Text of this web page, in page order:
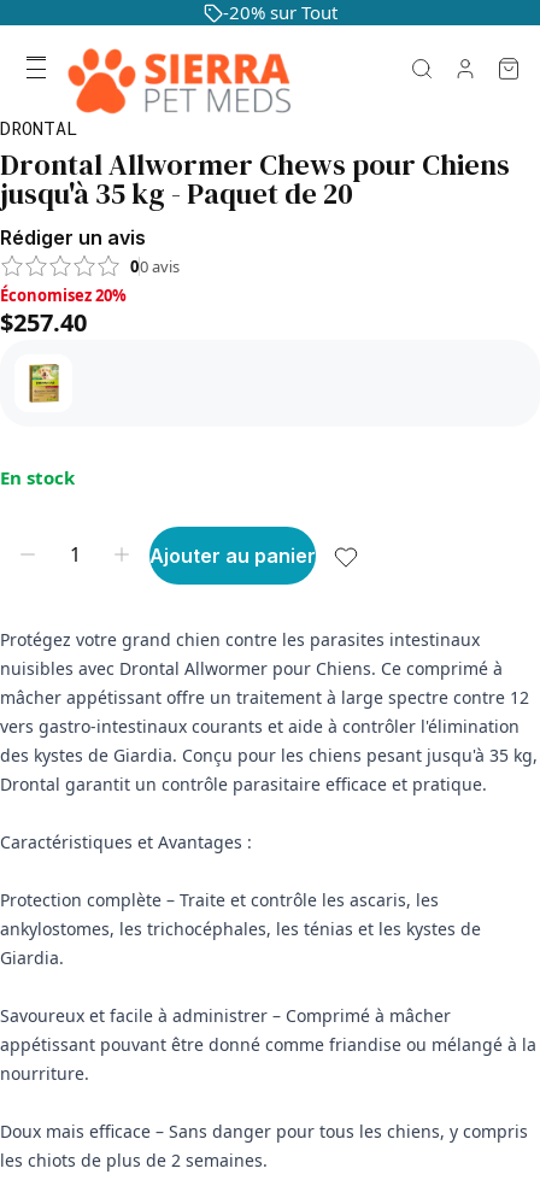
-20% sur Tout
DRONTAL
Drontal Allwormer Chews pour Chiens
jusqu'à 35 kg - Paquet de 20
Rédiger un avis
00avis
Économisez 20%, $257.40
Économisez 20%
$257.40
En stock
Ajouter au panier
Protégez votre grand chien contre les parasites intestinaux
nuisibles avec Drontal Allwormer pour Chiens. Ce comprimé à
mâcher appétissant offre un traitement à large spectre contre 12
vers gastro-intestinaux courants et aide à contrôler l'élimination
des kystes de Giardia. Conçu pour les chiens pesant jusqu'à 35 kg,
Drontal garantit un contrôle parasitaire efficace et pratique.
Caractéristiques et Avantages :
Protection complète – Traite et contrôle les ascaris, les
ankylostomes, les trichocéphales, les ténias et les kystes de
Giardia.
Savoureux et facile à administrer – Comprimé à mâcher
appétissant pouvant être donné comme friandise ou mélangé à la
nourriture.
Doux mais efficace – Sans danger pour tous les chiens, y compris
les chiots de plus de 2 semaines.